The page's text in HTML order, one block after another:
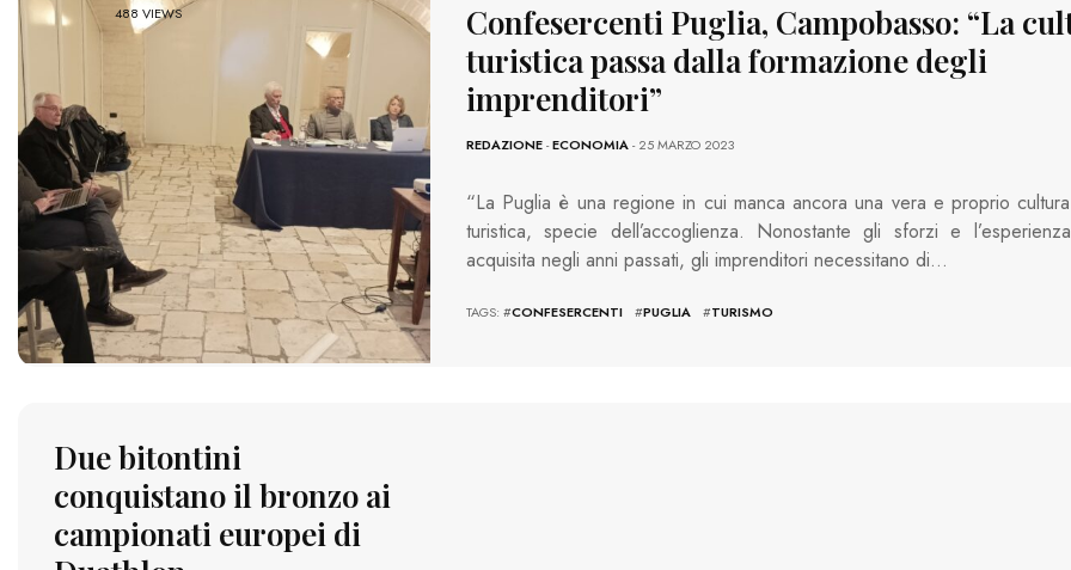
488 VIEWS
Confesercenti Puglia, Campobasso: “La
turistica passa dalla formazione degli
imprenditori”
REDAZIONE-ECONOMIA- 25 MARZO 2023
“La Puglia è una regione in cui manca ancora una vera e proprio cultura
turistica, specie dell’accoglienza. Nonostante gli sforzi e l’esperienza
acquisita negli anni passati, gli imprenditori necessitano di…
TAGS: #CONFESERCENTI #PUGLIA #TURISMO
Due bitontini
conquistano il bronzo ai
campionati europei di